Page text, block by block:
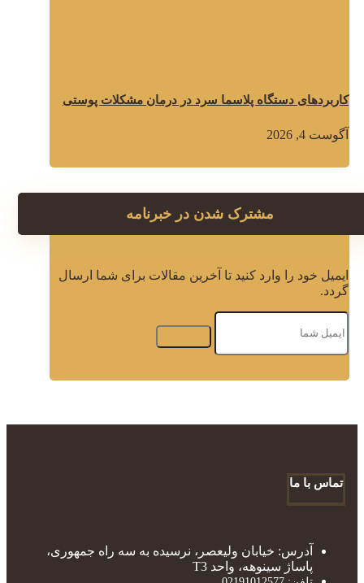
کاربردهای دستگاه پلاسما سرد در درمان مشکلات پوستی
آگوست 4, 2026
مشترک شدن در خبرنامه
ایمیل خود را وارد کنید تا آخرین مقالات برای شما ارسال
گردد.
تماس با ما
آدرس: خیابان ولیعصر، نرسیده به سه راه جمهوری،
پاساژ سینوهه، واحد T3